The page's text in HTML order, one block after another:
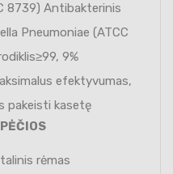
8739) Antibakterinis
Pneumoniae (ATCC
9%
efektyvumas,
pakeisti kasetę
rėmas